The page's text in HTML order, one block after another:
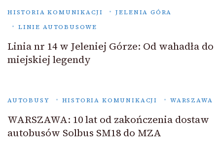
HISTORIA KOMUNIKACJI
JELENIA GÓRA
LINIE AUTOBUSOWE
Linia nr 14 w Jeleniej Górze: Od wahadła do
miejskiej legendy
AUTOBUSY HISTORIA KOMUNIKACJI WARSZAWA
WARSZAWA: 10 lat od zakończenia dostaw
autobusów Solbus SM18 do MZA